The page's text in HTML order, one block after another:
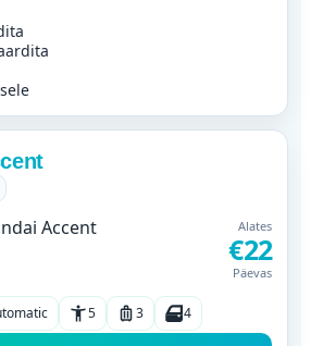
Alates
€22
Päevas
5 3 4